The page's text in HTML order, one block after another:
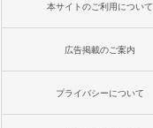
本サイトのご利用について
広告掲載のご案内
プライバシーについて